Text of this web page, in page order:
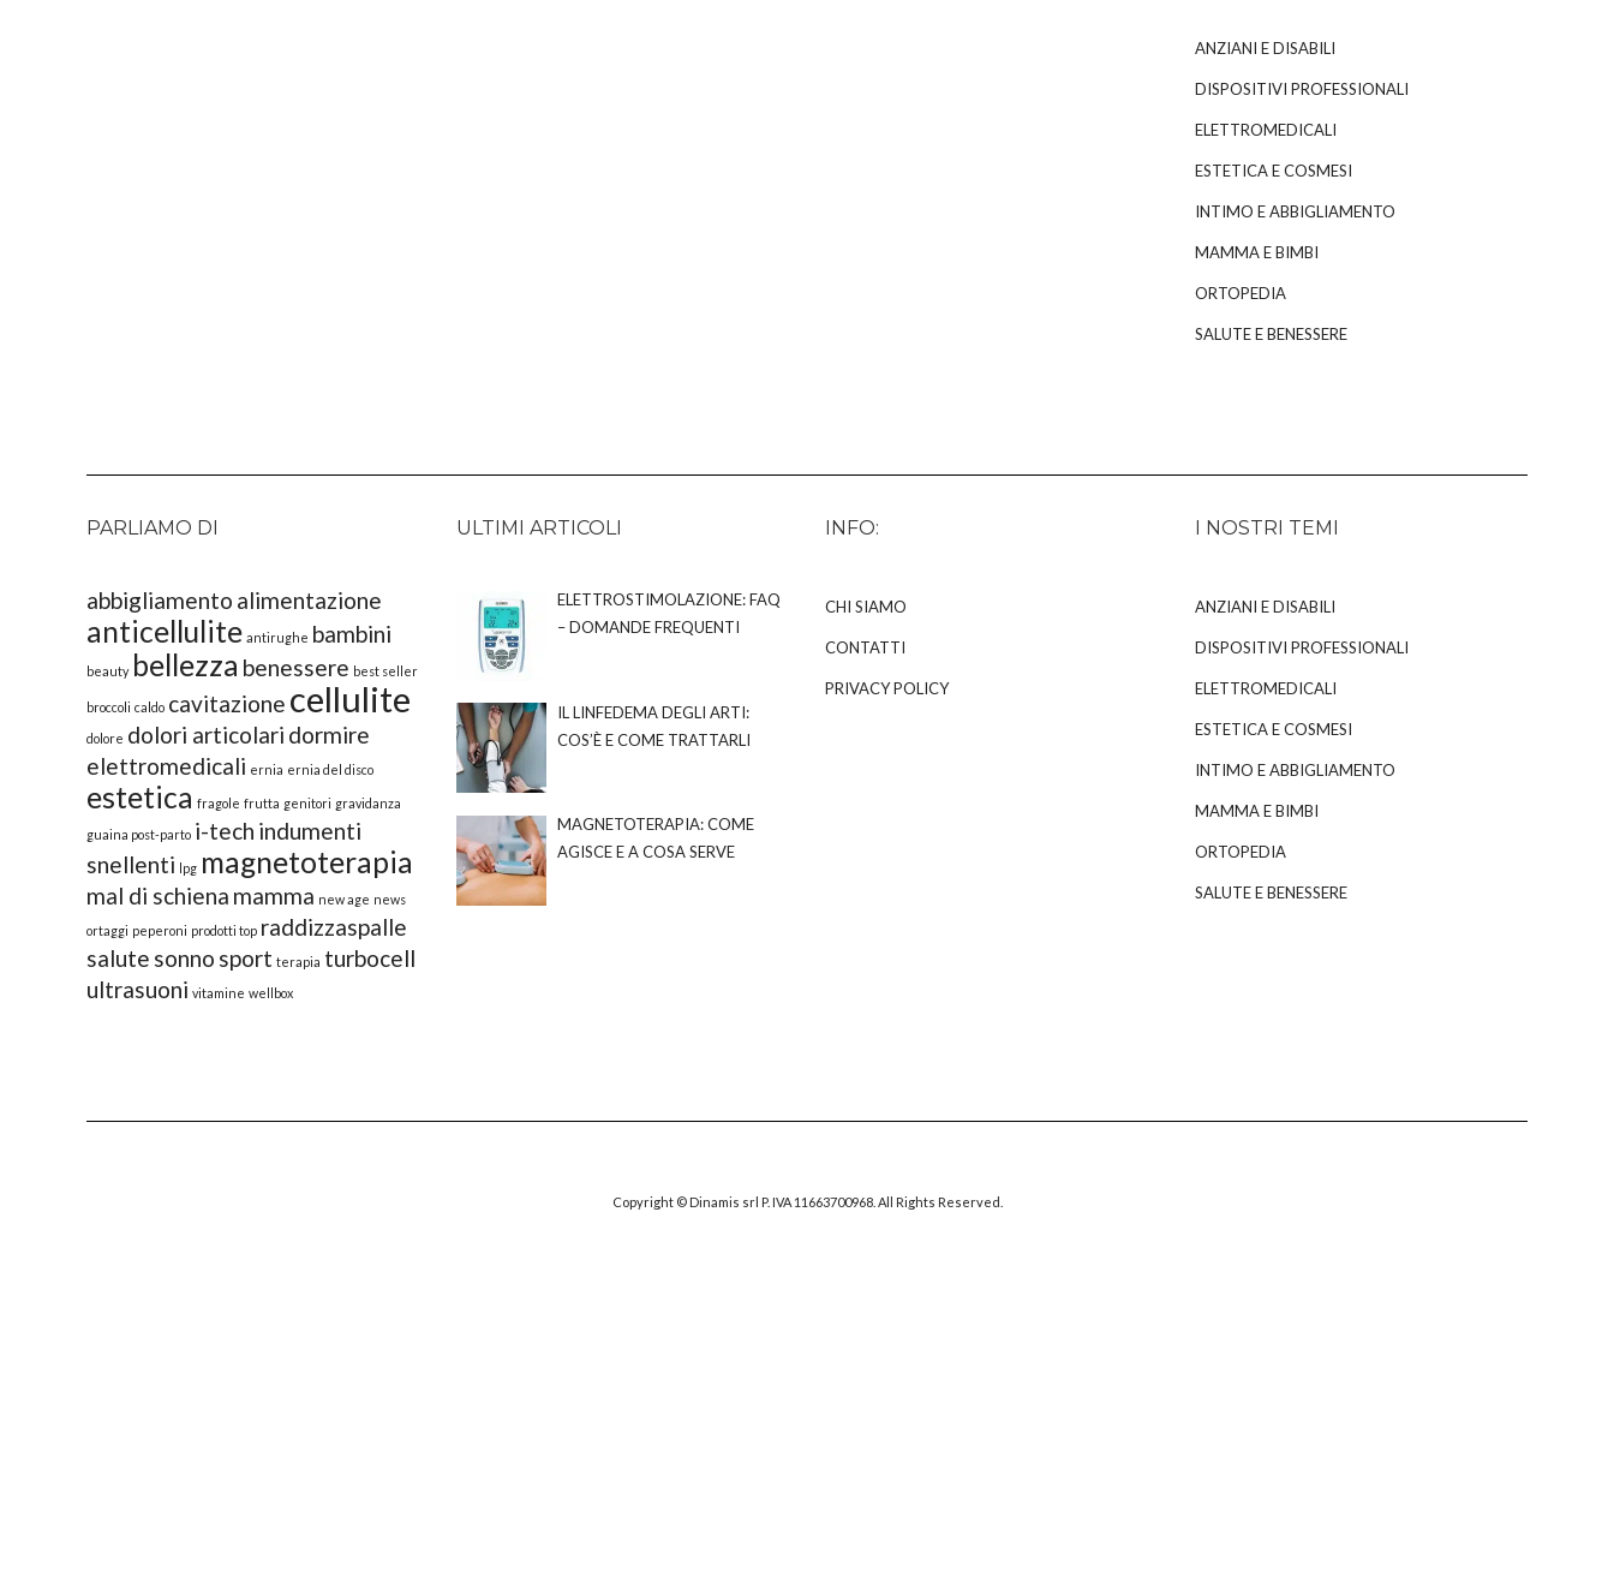
ANZIANI E DISABILI
DISPOSITIVI PROFESSIONALI
ELETTROMEDICALI
ESTETICA E COSMESI
INTIMO E ABBIGLIAMENTO
MAMMA E BIMBI
ORTOPEDIA
SALUTE E BENESSERE
PARLIAMO DI
abbigliamento alimentazione
anticellulite antirughe bambini
beauty bellezza benessere best seller
broccoli caldo cavitazione cellulite
dolore dolori articolari dormire
elettromedicali ernia ernia del disco
estetica fragole frutta genitori gravidanza
guaina post-parto i-tech indumenti
snellenti lpg magnetoterapia
mal di schiena mamma new age news
ortaggi peperoni prodotti top raddizzaspalle
salute sonno sport terapia turbocell
ultrasuoni vitamine wellbox
ULTIMI ARTICOLI
ELETTROSTIMOLAZIONE: FAQ
– DOMANDE FREQUENTI
IL LINFEDEMA DEGLI ARTI:
COS’È E COME TRATTARLI
MAGNETOTERAPIA: COME
AGISCE E A COSA SERVE
INFO:
CHI SIAMO
CONTATTI
PRIVACY POLICY
I NOSTRI TEMI
ANZIANI E DISABILI
DISPOSITIVI PROFESSIONALI
ELETTROMEDICALI
ESTETICA E COSMESI
INTIMO E ABBIGLIAMENTO
MAMMA E BIMBI
ORTOPEDIA
SALUTE E BENESSERE
Copyright © Dinamis srl P. IVA 11663700968. All Rights Reserved.